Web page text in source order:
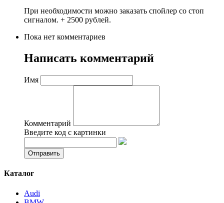
При необходимости можно заказать спойлер со стоп
сигналом. + 2500 рублей.
Пока нет комментариев
Написать комментарий
Имя
Комментарий
Введите код с картинки
Каталог
Audi